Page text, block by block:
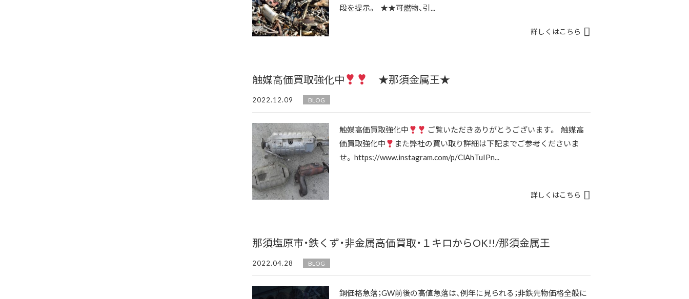
段を提示。 ★★可燃物、引...
詳しくはこちら
触媒高価買取強化中 ★那須金属王★
2022.12.09 BLOG
触媒高価買取強化中
ご覧いただきありがとうございます。 触媒高
価買取強化中
また弊社の買い取り詳細は下記までご参考くださいま
せ。 https://www.instagram.com/p/ClAhTuIPn...
詳しくはこちら
那須塩原市・鉄くず・非金属高価買取・１キロからOK!!/那須金属王
2022.04.28 BLOG
銅価格急落；GW前後の高値急落は、例年に見られる；非鉄先物価格全般に